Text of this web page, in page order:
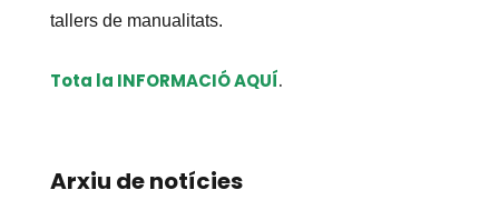
tallers de manualitats.
Tota la INFORMACIÓ AQUÍ.
Arxiu de notícies